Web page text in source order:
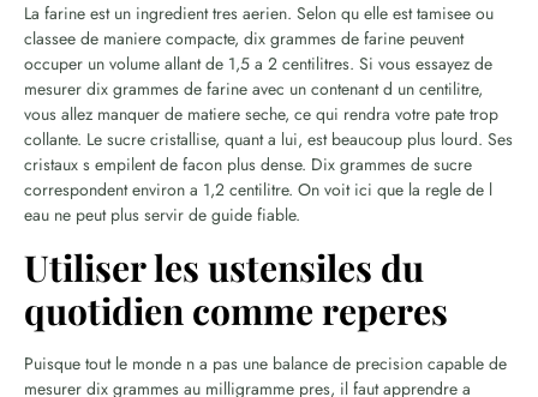
La farine est un ingredient tres aerien. Selon qu elle est tamisee ou
classee de maniere compacte, dix grammes de farine peuvent
occuper un volume allant de 1,5 a 2 centilitres. Si vous essayez de
mesurer dix grammes de farine avec un contenant d un centilitre,
vous allez manquer de matiere seche, ce qui rendra votre pate trop
collante. Le sucre cristallise, quant a lui, est beaucoup plus lourd. Ses
cristaux s empilent de facon plus dense. Dix grammes de sucre
correspondent environ a 1,2 centilitre. On voit ici que la regle de l
eau ne peut plus servir de guide fiable.
Utiliser les ustensiles du
quotidien comme reperes
Puisque tout le monde n a pas une balance de precision capable de
mesurer dix grammes au milligramme pres, il faut apprendre a